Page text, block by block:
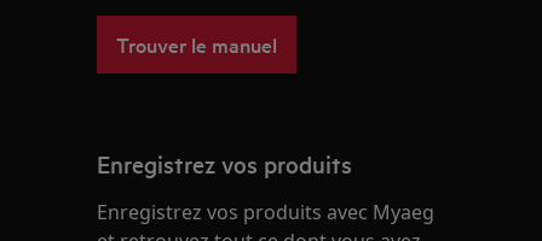
Trouver le manuel
Enregistrez vos produits
Enregistrez vos produits avec Myaeg